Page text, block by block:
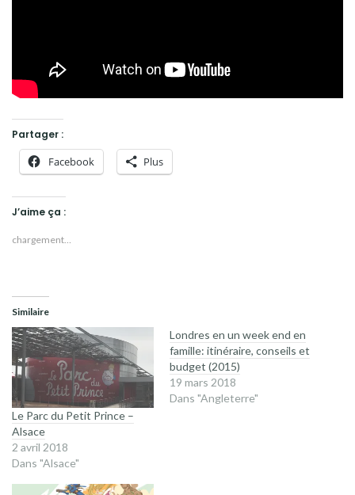
Partager :
Facebook Plus
J’aime ça :
chargement…
Similaire
Le Parc du Petit Prince –
Alsace
2 avril 2018
Dans "Alsace"
Londres en un week end en
famille: itinéraire, conseils et
budget (2015)
19 mars 2018
Dans "Angleterre"